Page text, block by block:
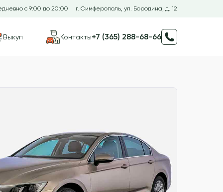
с 9:00 до 20:00 г. Симферополь, ул. Бородина, д. 12
Выкуп Контакты+7 (365) 288-68-66